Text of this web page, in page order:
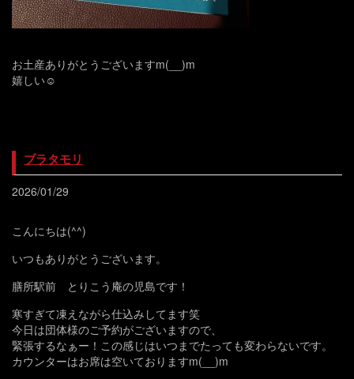
お土産ありがとうございますm(__)m
嬉しい☺️
ブラタモリ
2026/01/29
こんにちは(^^)
いつもありがとうございます。
膳所駅前 とりこう庵の児島です！
寒すぎて凍えながら仕込みしてます笑
今日は団体様のご予約がございますので、
緊張するなぁー！この感じはいつまでたっても変わらないです。
カウンターはお席は空いておりますm(__)m